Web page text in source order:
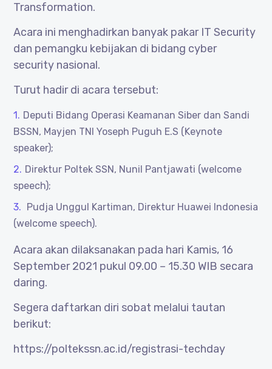
Transformation.
Acara ini menghadirkan banyak pakar IT Security
dan pemangku kebijakan di bidang cyber
security nasional.
Turut hadir di acara tersebut:
Deputi Bidang Operasi Keamanan Siber dan Sandi
BSSN, Mayjen TNI Yoseph Puguh E.S (Keynote
speaker);
Direktur Poltek SSN, Nunil Pantjawati (welcome
speech);
Pudja Unggul Kartiman, Direktur Huawei Indonesia
(welcome speech).
Acara akan dilaksanakan pada hari Kamis, 16
September 2021 pukul 09.00 – 15.30 WIB secara
daring.
Segera daftarkan diri sobat melalui tautan
berikut:
https://poltekssn.ac.id/registrasi-techday